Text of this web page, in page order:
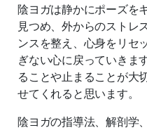
陰ヨガは静かにポーズを
見つめ、外からのストレ
ンスを整え、心身をリセ
ぎない心に戻っていきま
ることや止まることが大
せてくれると思います。
陰ヨガの指導法、解剖学